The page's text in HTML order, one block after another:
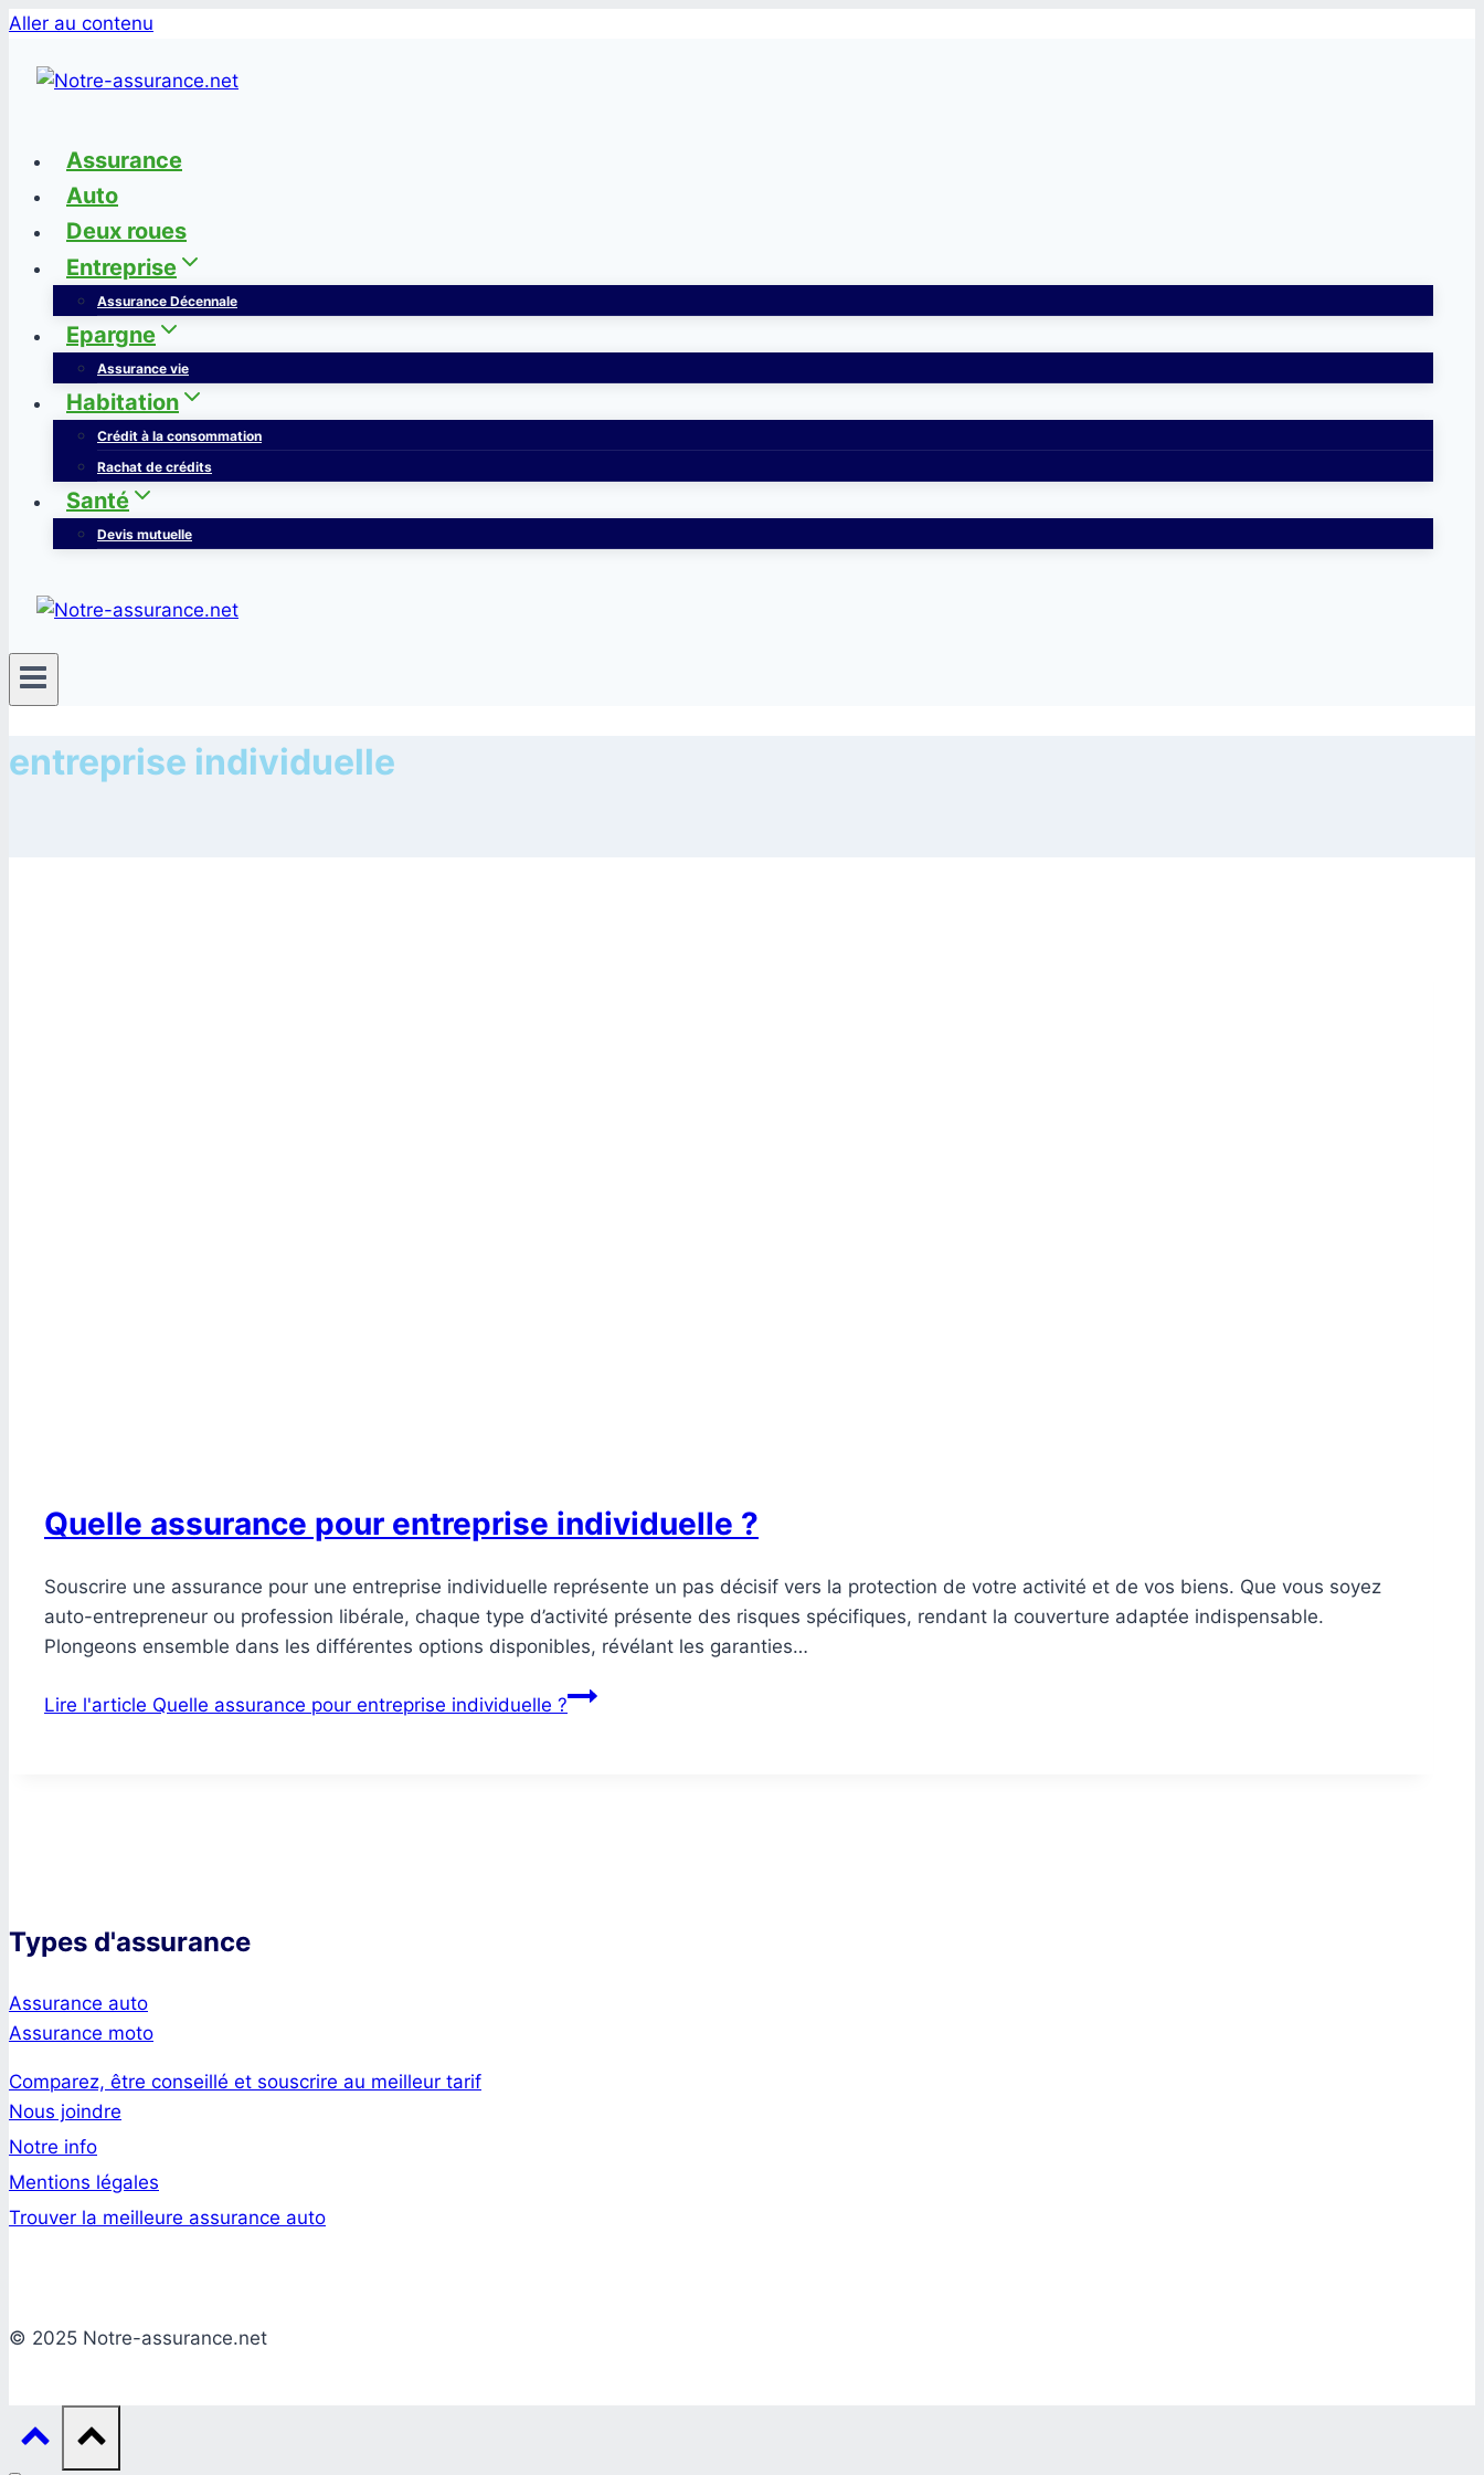
Aller au contenu
Assurance
Auto
Deux roues
Entreprise
Assurance Décennale
Epargne
Assurance vie
Habitation
Crédit à la consommation
Rachat de crédits
Santé
Devis mutuelle
entreprise individuelle
Quelle assurance pour entreprise individuelle ?
Souscrire une assurance pour une entreprise individuelle représente un pas décisif vers la protection de votre activité et de vos biens. Que vous soyez
auto-entrepreneur ou profession libérale, chaque type d’activité présente des risques spécifiques, rendant la couverture adaptée indispensable.
Plongeons ensemble dans les différentes options disponibles, révélant les garanties…
Lire l'article Quelle assurance pour entreprise individuelle ?
Types d'assurance
Assurance auto
Assurance moto
Comparez, être conseillé et souscrire au meilleur tarif
Nous joindre
Notre info
Mentions légales
Trouver la meilleure assurance auto
© 2025 Notre-assurance.net